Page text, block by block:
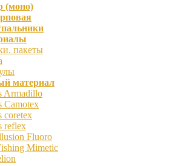
(моно)
пакеты
материал
Armadillo
Camotex
coretex
reflex
Fluoro
Mimetic